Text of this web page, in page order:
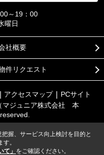
～19：00
曜日
社概要
件リクエスト
アクセスマップ
PCサイト
マジュニア株式会社 本
握、サービス向上検討を目的と
。
て」 をご確認ください。